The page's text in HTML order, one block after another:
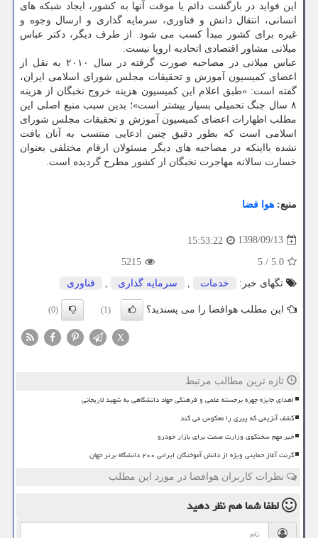
این فواید در بازگشت دائم یا موقت آنها به كشور، ایجاد شبكه های
انسانی، انتقال دانش و فناوری، سرمایه گذاری و ارسال وجوه و
غیره برای كشور مبدأ كسب می شود. از طرف دیگر، دكتر عباس
میلانی مشاور اقتصادی اتحادیه اروپا نیست.
عباس میلانی در مصاحبه صورت گرفته در سال ۲۰۱۰ به نقل از
اعضای كمیسیون آموزش و تحقیقات مجلس شورای اسلامی ایران،
گفته است: «طبق اعلام این كمیسیون هزینه خروج نخبگان از هزینه
۸ سال جنگ تحمیلی بسیار بیشتر است»؛ بدین سبب منبع اصلی این
مطلب اظهارات اعضای كمیسیون آموزش و تحقیقات مجلس شورای
اسلامی است كه بطور دقیق چنین ادعایی منتسب به آنان یافت
نشده بااینكه در مصاحبه های دیگر مسئولان ارقام مختلفی بعنوان
خسارت سالانه مهاجرت نخبگان از كشور مطرح گردیده است.
منبع: هوا فضا
1398/09/13
15:53:22
5.0
/
5
5215
تگهای خبر:
خدمات , سرمایه گذاری , فناوری
این مطلب هوافضا را می پسندید؟ (1)
(0)
X
تازه ترین مطالب مرتبط
اهدای جایزه چهره برجسته علمی و فرهنگی جهاد دانشگاهی به شهید لاریجانی
کشف آنزیمی که پیری را معکوس می کند
خبر مهم سخنگوی وزارت صمت برای بازار خودرو
گرنت آغاز حمایتی ویژه از دانش آموختگان ایرانی ۲۰۰ دانشگاه برتر جهان
نظرات کاربران هوافضا در مورد این مطلب
لطفا شما همنظر دهید